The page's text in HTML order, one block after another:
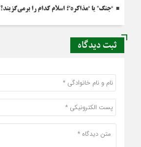
“جنگ” یا “مذاکره”؛ اسلام کدام را برمی‌گزیند؟
ثبت دیدگاه